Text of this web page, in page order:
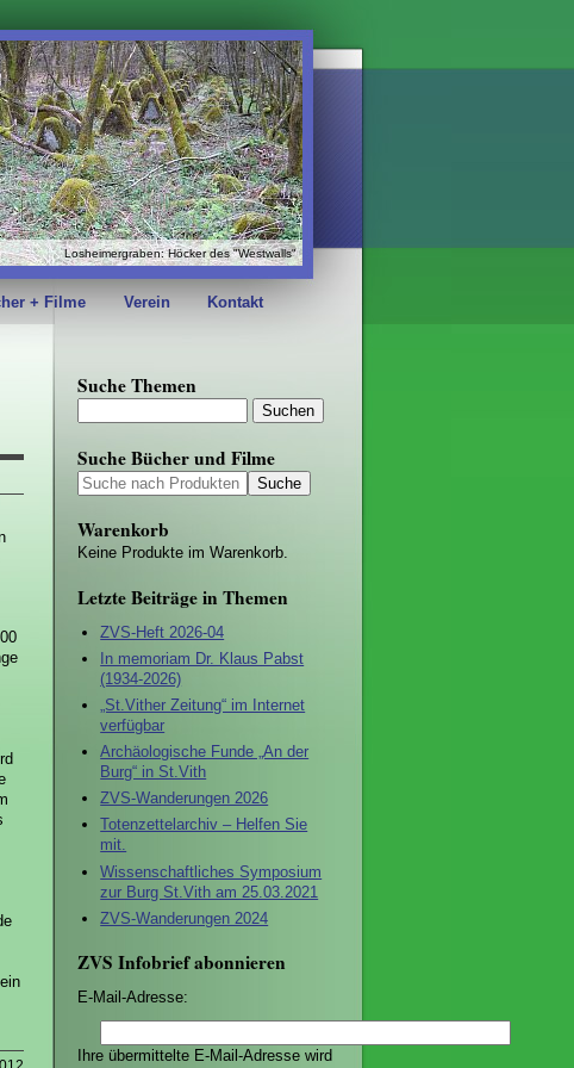
Losheimergraben: Höcker des "Westwalls"
+ Filme Verein Kontakt
Suche Themen
Suche Bücher und Filme
Warenkorb
Keine Produkte im Warenkorb.
Letzte Beiträge in Themen
ZVS-Heft 2026-04
In memoriam Dr. Klaus Pabst
(1934-2026)
„St.Vither Zeitung“ im Internet
verfügbar
Archäologische Funde „An der
Burg“ in St.Vith
ZVS-Wanderungen 2026
Totenzettelarchiv – Helfen Sie
mit.
Wissenschaftliches Symposium
zur Burg St.Vith am 25.03.2021
ZVS-Wanderungen 2024
ZVS Infobrief abonnieren
E-Mail-Adresse:
Ihre übermittelte E-Mail-Adresse wird